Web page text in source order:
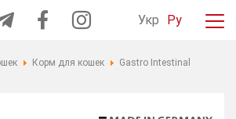
Укр Ру
Корм для кошек Gastro Intestinal